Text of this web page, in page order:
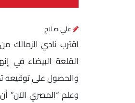
علي صلاح
اقترب نادي الزمالك
القلعة البيضاء في
والحصول على توقيعه
وعلم “المصري الآن”